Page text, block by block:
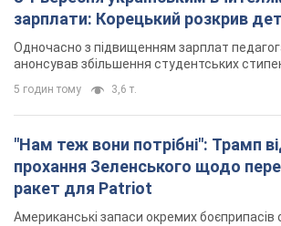
зарплати: Корецький розкрив
Одночасно з підвищенням зарплат
анонсував збільшення студентських
5 годин тому 3,6 т.
"Нам теж вони потрібні": Трамп
прохання Зеленського щодо
ракет для Patriot
Американські запаси окремих боєприпасів